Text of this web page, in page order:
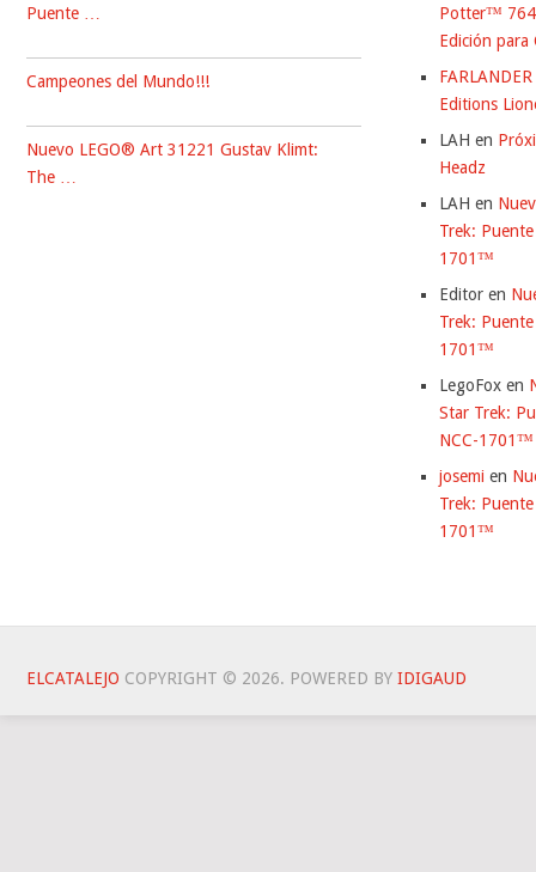
Puente …
Campeones del Mundo!!!
Nuevo LEGO® Art 31221 Gustav Klimt:
The …
Potter™
Edición para
FARLANDER
Editions
LAH en
Headz
LAH en
Trek:
1701™
Editoren
Trek:
1701™
LegoFoxen
Star Trek:
NCC-1701™
josemi en
Trek:
1701™
ELCATALEJO COPYRIGHT © 2026. POWERED BY IDIGAUD